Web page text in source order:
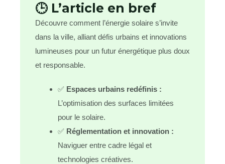
🕒 L’article en bref
Découvre comment l’énergie solaire s’invite
dans la ville, alliant défis urbains et innovations
lumineuses pour un futur énergétique plus doux
et responsable.
✅ Espaces urbains redéfinis :
L’optimisation des surfaces limitées
pour le solaire.
✅ Réglementation et innovation :
Naviguer entre cadre légal et
technologies créatives.